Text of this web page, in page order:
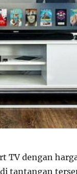
TV dengan
tantangan